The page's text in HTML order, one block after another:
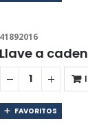
41892016
Llave a
FAVORITOS